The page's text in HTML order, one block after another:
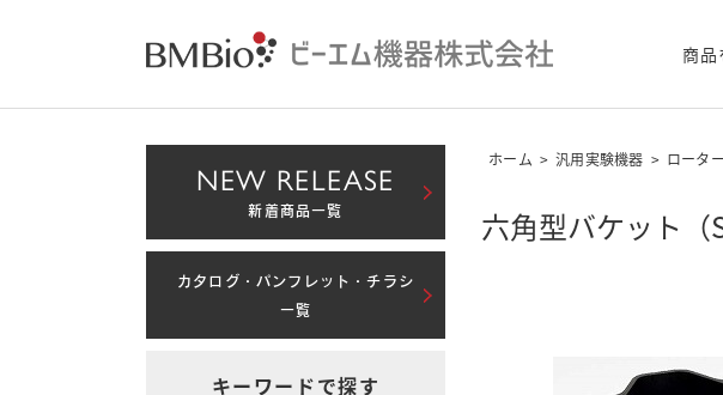
商品
ホーム > 汎用実験機器 > ローター
六角型バケット（
NEW RELEASE
新着商品一覧
カタログ・パンフレット・チラシ
一覧
キーワードで探す